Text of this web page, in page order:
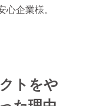
企業様。
トをや